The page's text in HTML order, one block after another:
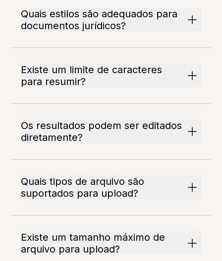
Quais estilos são adequados para
documentos jurídicos?
Existe um limite de caracteres
para resumir?
Os resultados podem ser editados
diretamente?
Quais tipos de arquivo são
suportados para upload?
Existe um tamanho máximo de
arquivo para upload?